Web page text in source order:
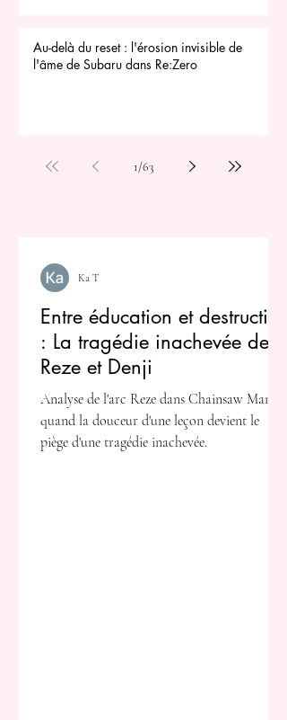
Au-delà du reset : l'érosion invisible de
l'âme de Subaru dans Re:Zero
1/63
Entre éducation et destruction
: La tragédie inachevée de
Reze et Denji
Analyse de l'arc Reze dans Chainsaw Man :
quand la douceur d'une leçon devient le
piège d'une tragédie inachevée.
Ka T